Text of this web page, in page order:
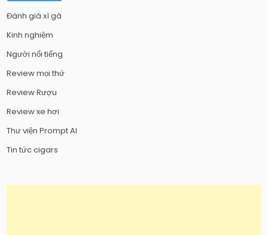
Đánh giá xì gà
Kinh nghiệm
Người nổi tiếng
Review mọi thứ
Review Rượu
Review xe hơi
Thư viện Prompt AI
Tin tức cigars